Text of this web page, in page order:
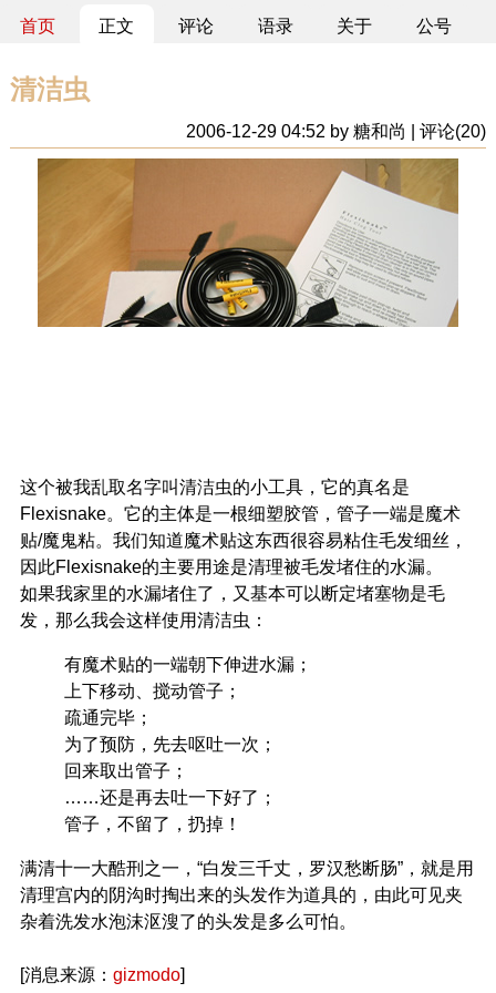
首页 正文 评论 语录 关于 公号
清洁虫
2006-12-29 04:52 by 糖和尚 | 评论(20)
这个被我乱取名字叫清洁虫的小工具，它的真名是
Flexisnake。它的主体是一根细塑胶管，管子一端是魔术
贴/魔鬼粘。我们知道魔术贴这东西很容易粘住毛发细丝，
因此Flexisnake的主要用途是清理被毛发堵住的水漏。
如果我家里的水漏堵住了，又基本可以断定堵塞物是毛
发，那么我会这样使用清洁虫：
有魔术贴的一端朝下伸进水漏；
上下移动、搅动管子；
疏通完毕；
为了预防，先去呕吐一次；
回来取出管子；
……还是再去吐一下好了；
管子，不留了，扔掉！
满清十一大酷刑之一，“白发三千丈，罗汉愁断肠”，就是用
清理宫内的阴沟时掏出来的头发作为道具的，由此可见夹
杂着洗发水泡沫沤溲了的头发是多么可怕。
[消息来源： gizmodo]